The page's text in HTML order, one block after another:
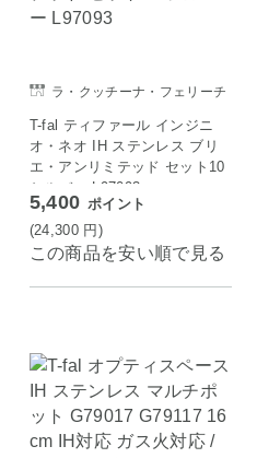
ラ・クッチーナ・フェリーチ
T-fal ティファール インジニ
オ・ネオ IH ステンレス ブリ
エ・アンリミテッド セット10
シルバー L97093
5,400 ポイント
(24,300 円 )
この商品を安い順で見る